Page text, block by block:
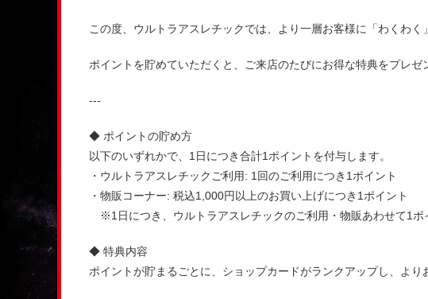
この度、ウルトラアスレチックでは、より一層お客様に「わくわ
ポイントを貯めていただくと、ご来店のたびにお得な特典をプレゼ
---
◆ ポイントの貯め方
以下のいずれかで、1日につき合計1ポイントを付与します。
・ウルトラアスレチックご利用: 1回のご利用につき1ポイント
・物販コーナー: 税込1,000円以上のお買い上げにつき1ポイント
※1日につき、ウルトラアスレチックのご利用・物販あわせて1ポ
◆ 特典内容
ポイントが貯まるごとに、ショップカードがランクアップし、より